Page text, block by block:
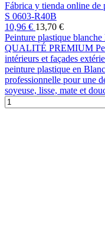
Fábrica y tienda online
S 0603-R40B
10,96 € 13,70 €
Peinture plastique
QUALITÉ PREMIUM
intérieurs et façades
peinture plastique en
professionnelle pour une
soyeuse, lisse, mate et